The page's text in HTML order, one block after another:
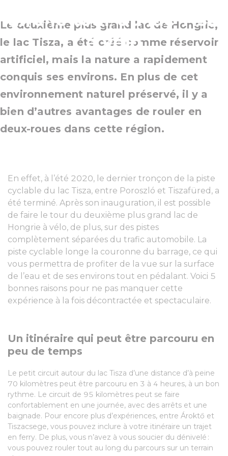
faire le tour du lac Tisza
à vélo
Le deuxième plus grand lac de Hongrie,
le lac Tisza, a été créé comme réservoir
artificiel, mais la nature a rapidement
conquis ses environs. En plus de cet
environnement naturel préservé, il y a
bien d’autres avantages de rouler en
deux-roues dans cette région.
En effet, à l’été 2020, le dernier tronçon de la piste
cyclable du lac Tisza, entre Poroszló et Tiszafüred, a
été terminé. Après son inauguration, il est possible
de faire le tour du deuxième plus grand lac de
Hongrie à vélo, de plus, sur des pistes
complètement séparées du trafic automobile. La
piste cyclable longe la couronne du barrage, ce qui
vous permettra de profiter de la vue sur la surface
de l’eau et de ses environs tout en pédalant. Voici 5
bonnes raisons pour ne pas manquer cette
expérience à la fois décontractée et spectaculaire.
Un itinéraire qui peut être parcouru en
peu de temps
Le petit circuit autour du lac Tisza d’une distance d’à peine
70 kilomètres peut être parcouru en 3 à 4 heures, à un bon
rythme. Le circuit de 95 kilomètres peut se faire
confortablement en une journée, avec des arrêts et une
baignade. Pour encore plus d’expériences, entre Ároktő et
Tiszacsege, vous pouvez inclure à votre itinéraire un trajet
en ferry. De plus, vous n’avez à vous soucier du dénivelé :
vous pouvez rouler tout au long du parcours sur un terrain